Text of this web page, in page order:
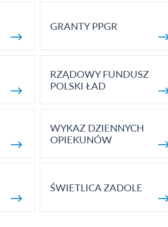
GRANTY PPGR
RZĄDOWY FUNDUSZ
POLSKI ŁAD
WYKAZ DZIENNYCH
OPIEKUNÓW
ŚWIETLICA ZADOLE